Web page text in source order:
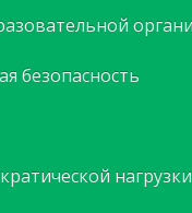
безопасность